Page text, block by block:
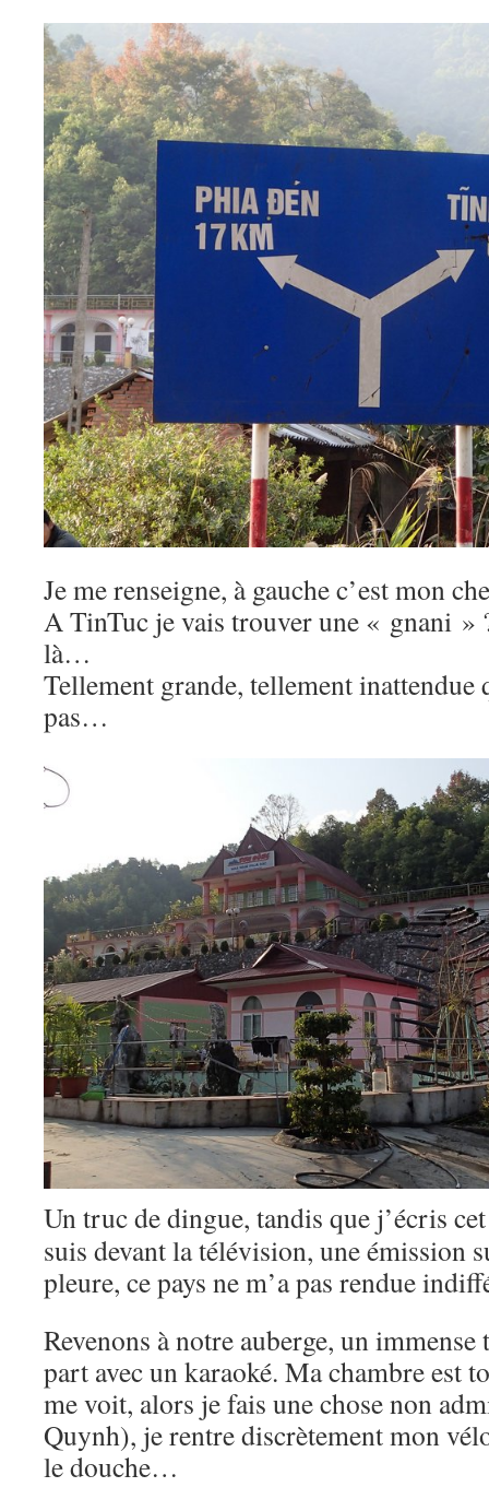
Je me renseigne, à gauche c’est mon
A TinTuc je vais trouver une « gnani »
là…
Tellement grande, tellement inattendue
pas…
Un truc de dingue, tandis que j’écris
suis devant la télévision, une émission
pleure, ce pays ne m’a pas rendue
Revenons à notre auberge, un
part avec un karaoké. Ma chambre est
me voit, alors je fais une chose non
Quynh), je rentre discrètement mon
le douche…